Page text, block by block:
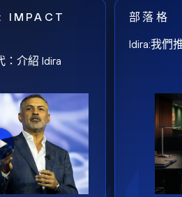
IMPACT
：介紹 Idira
部落格
Idira:我們